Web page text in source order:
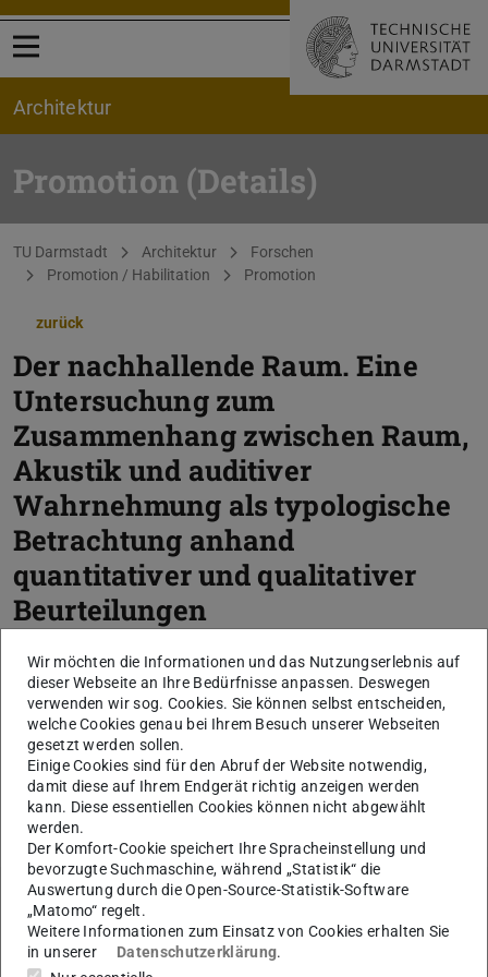
Menü öffnen
Architektur
Promotion (Details)
Sie befinden sich hier:
TU Darmstadt Architektur
Forschen
Promotion / Habilitation
Promotion
zurück
Der nachhallende Raum. Eine
Untersuchung zum
Zusammenhang zwischen Raum,
Akustik und auditiver
Wahrnehmung als typologische
Betrachtung anhand
quantitativer und qualitativer
Beurteilungen
Promotion
Kerndaten
KONTAKT
Weitere Daten
Ausgeschrieben am
01.07.2015
Wir möchten die Informationen und das Nutzungserlebnis auf
dieser Webseite an Ihre Bedürfnisse anpassen. Deswegen
verwenden wir sog. Cookies. Sie können selbst entscheiden,
welche Cookies genau bei Ihrem Besuch unserer Webseiten
gesetzt werden sollen.
Einige Cookies sind für den Abruf der Website notwendig,
damit diese auf Ihrem Endgerät richtig anzeigen werden
kann. Diese essentiellen Cookies können nicht abgewählt
werden.
Der Komfort-Cookie speichert Ihre Spracheinstellung und
bevorzugte Suchmaschine, während „Statistik“ die
Auswertung durch die Open-Source-Statistik-Software
„Matomo“ regelt.
Weitere Informationen zum Einsatz von Cookies erhalten Sie
in unserer
Datenschutzerklärung.